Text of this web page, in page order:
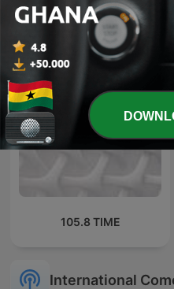
Adom Ofie Kwanso
105.8 TIME
International